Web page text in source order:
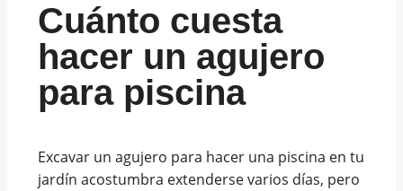
Cuánto cuesta
hacer un agujero
para piscina
Excavar un agujero para hacer una piscina en tu
jardín acostumbra extenderse varios días, pero